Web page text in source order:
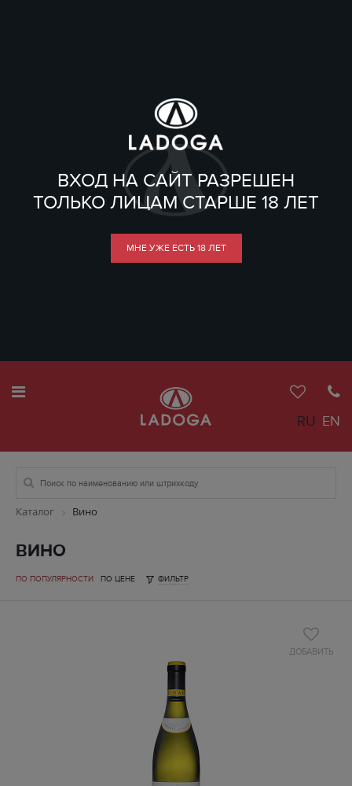
ВХОД НА САЙТ РАЗРЕШЕН
ТОЛЬКО ЛИЦАМ СТАРШЕ 18 ЛЕТ
МНЕ УЖЕ ЕСТЬ 18 ЛЕТ
RU EN
Каталог Вино
ВИНО
ПО ПОПУЛЯРНОСТИ ПО ЦЕНЕ ФИЛЬТР
ДОБАВИТЬ